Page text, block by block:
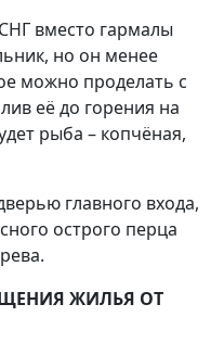
вместо гармалы
но он менее
можно проделать с
её до горения на
рыба – копчёная,
главного входа,
острого перца
ЖИЛЬЯ ОТ